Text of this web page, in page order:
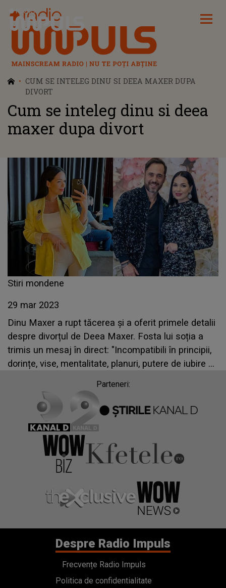
Radio Impuls
CUM SE INTELEG DINU SI DEEA MAXER DUPA
DIVORT
Cum se inteleg dinu si deea
maxer dupa divort
Stiri mondene
29 mar 2023
Dinu Maxer a rupt tăcerea și a oferit primele detalii
despre divorțul de Deea Maxer. Fosta lui soția a
trimis un mesaj în direct: "Incompatibili în principii,
dorințe, vise, mentalitate, planuri, putere de iubire și
Parteneri:
Despre Radio Impuls
Frecvențe Radio Impuls
Politica de confidentialitate